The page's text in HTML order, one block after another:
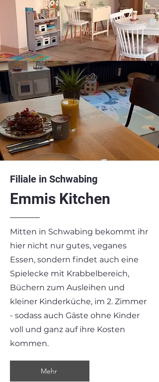
Filiale in Schwabing
Emmis Kitchen
Mitten in Schwabing bekommt ihr
hier nicht nur gutes, veganes
Essen, sondern findet auch eine
Spielecke mit Krabbelbereich,
Büchern zum Ausleihen und
kleiner Kinderküche, im 2. Zimmer
- sodass auch Gäste ohne Kinder
voll und ganz auf ihre Kosten
kommen.
Mehr